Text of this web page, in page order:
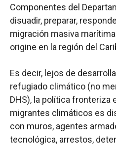
Componentes del
disuadir, preparar,
migración masiva
origine en la región del
Es decir, lejos de
refugiado climático (no
DHS), la política fronteriza
migrantes climáticos es
con muros, agentes
tecnológica, arrestos,